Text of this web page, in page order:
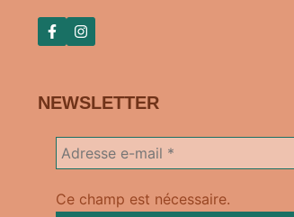
NEWSLETTER
Ce champ est nécessaire.